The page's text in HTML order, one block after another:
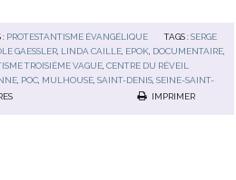
: PROTESTANTISME ÉVANGÉLIQUE TAGS :SERGE
GAESSLER LINDA CAILLE EPOK DOCUMENTAIRE
TROISIÈME VAGUE ,CENTRE DU RÉVEIL
POC MULHOUSE ,SAINT-DENIS ,SEINE-SAINT-
IMPRIMER